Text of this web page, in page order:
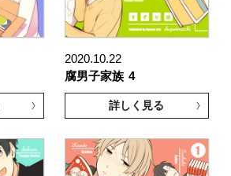
2020.10.22
腐男子家族 4
詳しく見る